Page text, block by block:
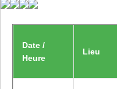
Date /
Heure
Lieu